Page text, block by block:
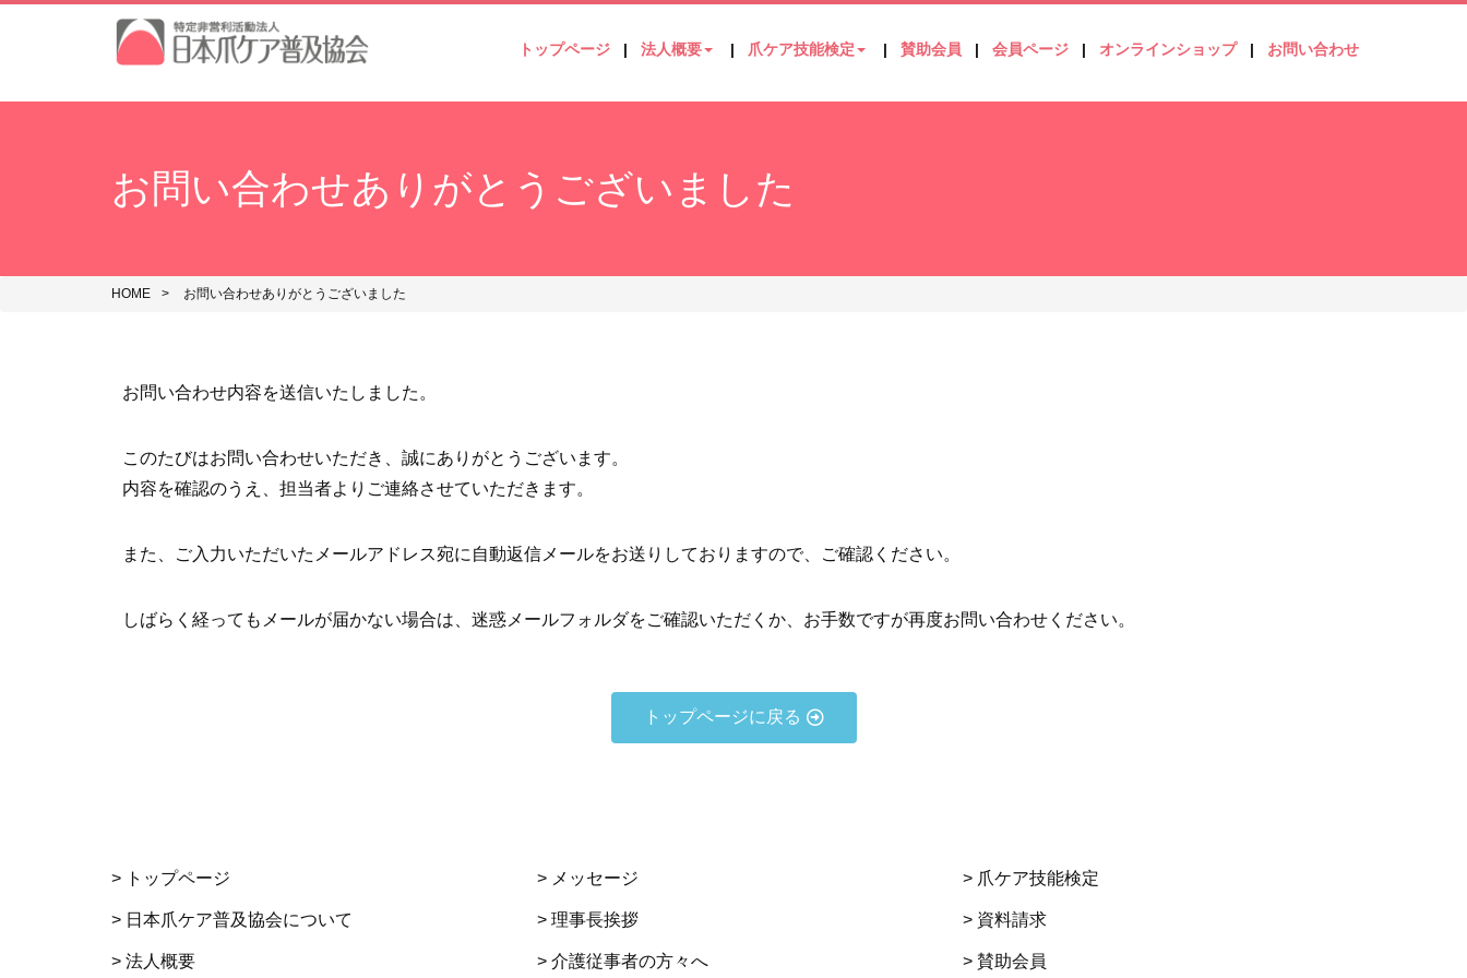
トップページ 法人概要 爪ケア技能検定 賛助会員 会員ページ オンラインショップ お問い合わせ
お問い合わせありがとうございました
HOME お問い合わせありがとうございました
お問い合わせ内容を送信いたしました。
このたびはお問い合わせいただき、誠にありがとうございます。
内容を確認のうえ、担当者よりご連絡させていただきます。
また、ご入力いただいたメールアドレス宛に自動返信メールをお送りしておりますので、ご確認ください。
しばらく経ってもメールが届かない場合は、迷惑メールフォルダをご確認いただくか、お手数ですが再度お問い合わせください。
トップページに戻る
> トップページ
> 日本爪ケア普及協会について
> 法人概要
> メッセージ
> 理事長挨拶
> 介護従事者の方々へ
> 爪ケア技能検定
> 資料請求
> 賛助会員